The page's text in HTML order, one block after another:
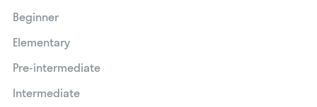
Beginner
Elementary
Pre-intermediate
Intermediate